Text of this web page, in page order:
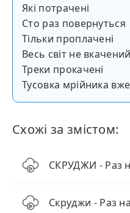
Які потрачені
Сто раз повернуться
Тільки проплачені
Весь світ не вкачений
Треки прокачені
Тусовка мрійника
Схожі за змістом:
СКРУДЖИ - Раз
Скруджи - Раз